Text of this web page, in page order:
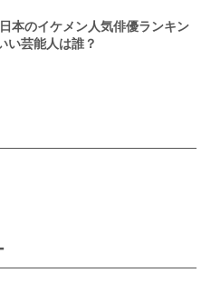
本のイケメン人気俳優ランキン
い芸能人は誰？